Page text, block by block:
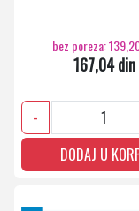
bez poreza:
167,04 din
-
DODAJ U